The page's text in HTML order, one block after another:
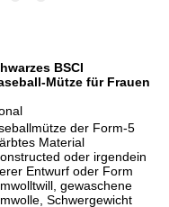
BSCI
Mütze für Frauen
der Form-5
Material
oder irgendein
Entwurf oder Form
gewaschene
Schwergewicht